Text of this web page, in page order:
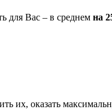
для Вас – в среднем на
их, оказать